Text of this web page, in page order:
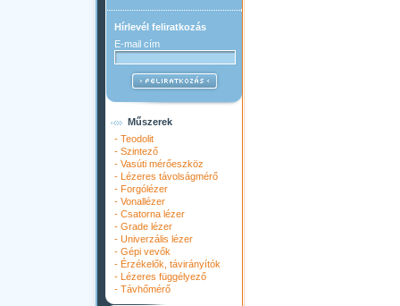
Hírlevél feliratkozás
E-mail cím
Műszerek
- Teodolit
- Szintező
- Vasúti mérőeszköz
- Lézeres távolságmérő
- Forgólézer
- Vonallézer
- Csatorna lézer
- Grade lézer
- Univerzális lézer
- Gépi vevők
- Érzékelők, távirányítók
- Lézeres függélyező
- Távhőmérő